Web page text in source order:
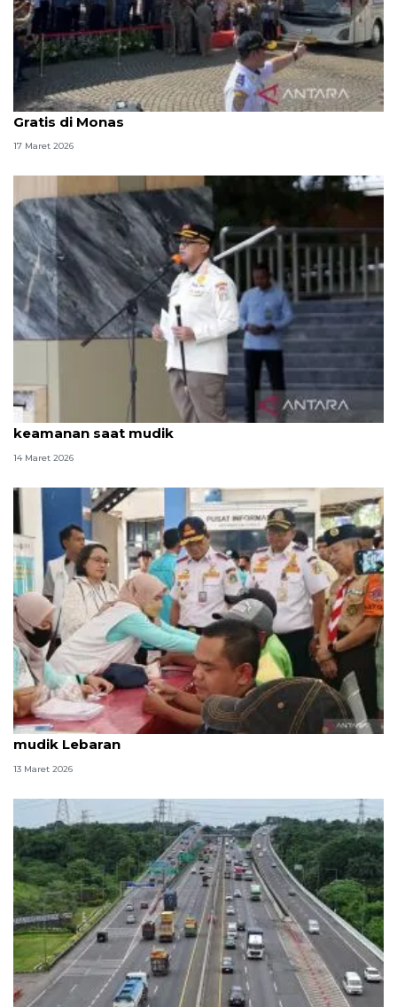
Pram-Rano lepas keberangkatan 744 bus Mudik
Gratis di Monas
17 Maret 2026
Satpol PP DKI siagakan 1.790 personel jaga
keamanan saat mudik
14 Maret 2026
Pemprov DKI sediakan pos kesehatan selama arus
mudik Lebaran
13 Maret 2026